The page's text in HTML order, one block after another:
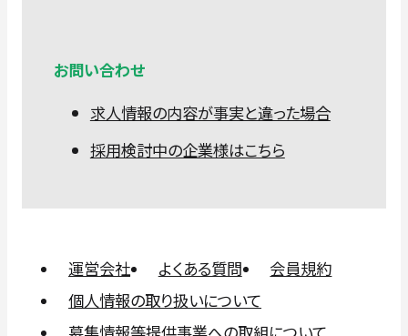
お問い合わせ
求人情報の内容が事実と違った場合
採用検討中の企業様はこちら
運営会社 よくある質問
会員規約
個人情報の取り扱いについて